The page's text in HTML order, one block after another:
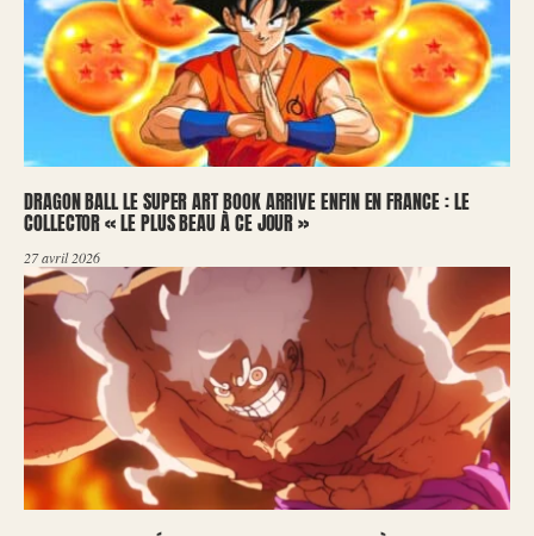
DRAGON BALL LE SUPER ART BOOK ARRIVE ENFIN EN FRANCE : LE
COLLECTOR « LE PLUS BEAU À CE JOUR »
27 avril 2026